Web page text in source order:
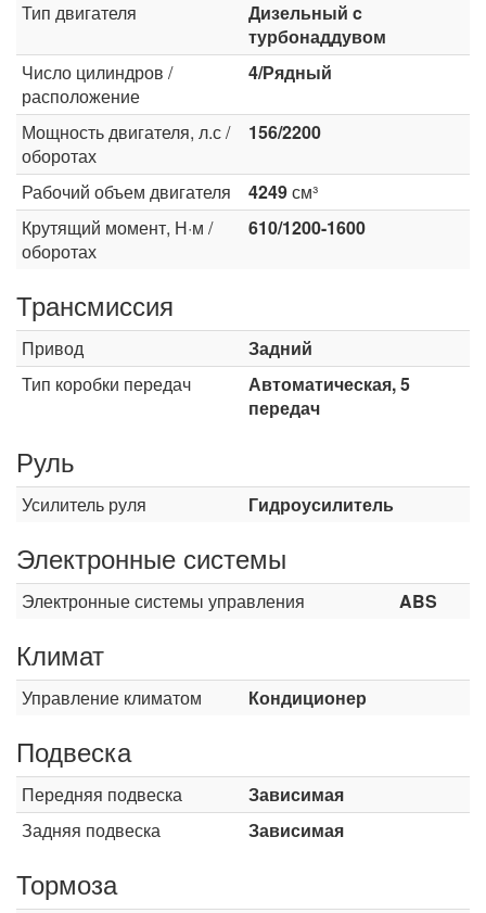
Тип двигателя
Дизельный c
турбонаддувом
Число цилиндров /
расположение
4/Рядный
Мощность двигателя, л.с /
оборотах
156/2200
Рабочий объем двигателя 4249см³
Крутящий момент, Н·м /
оборотах
610/1200-1600
Трансмиссия
Привод
Задний
Тип коробки передач
Автоматическая, 5
передач
Руль
Усилитель руля Гидроусилитель
Электронные системы
Электронные системы управления ABS
Климат
Управление климатом Кондиционер
Подвеска
Передняя подвеска
Зависимая
Задняя подвеска
Зависимая
Тормоза